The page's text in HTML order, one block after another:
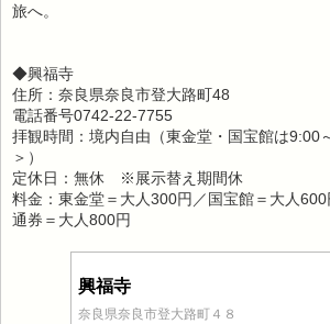
旅へ。
◆興福寺
住所：奈良県奈良市登大路町48
電話番号0742-22-7755
拝観時間：境内自由（東金堂・国宝館は9:00
＞）
定休日：無休 ※展示替え期間休
料金：東金堂＝大人300円／国宝館＝大人
通券＝大人800円
興福寺
奈良県奈良市登大路町４８